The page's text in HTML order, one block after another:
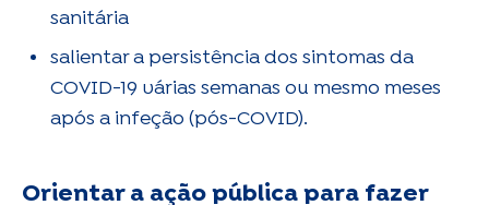
sanitária
salientar a persistência dos sintomas da
COVID-19 várias semanas ou mesmo meses
após a infeção (pós-COVID).
Orientar a ação pública para fazer